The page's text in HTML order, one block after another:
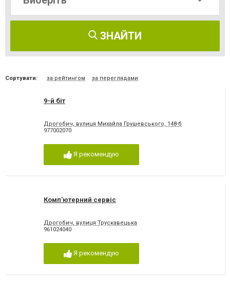
ЗНАЙТИ
Сортувати: за рейтингом за переглядами
9-й біт
Дрогобич, вулиця Михайла Грушевського, 148-б
977002070
Я рекомендую
Комп'ютерний сервіс
Дрогобич, вулиця Трускавецька
961024040
Я рекомендую